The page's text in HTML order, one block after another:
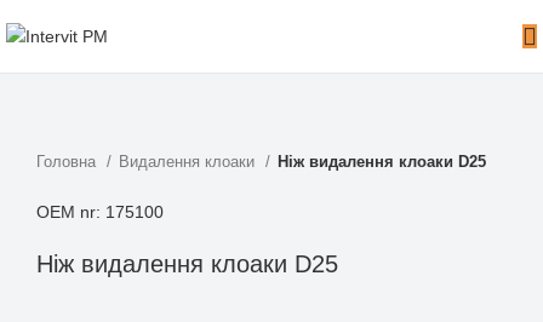
Головна Видалення клоаки Ніж видалення клоаки D25
OEM nr: 175100
Ніж видалення клоаки D25